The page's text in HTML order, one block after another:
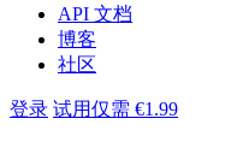
API 文档
博客
社区
登录 试用仅需 €1.99